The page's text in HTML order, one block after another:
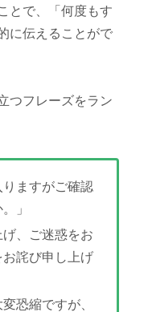
とで、「何度もす
に伝えることがで
つフレーズをラン
りますがご確認
」
げ、ご迷惑をお
詫び申し上げ
恐縮ですが、